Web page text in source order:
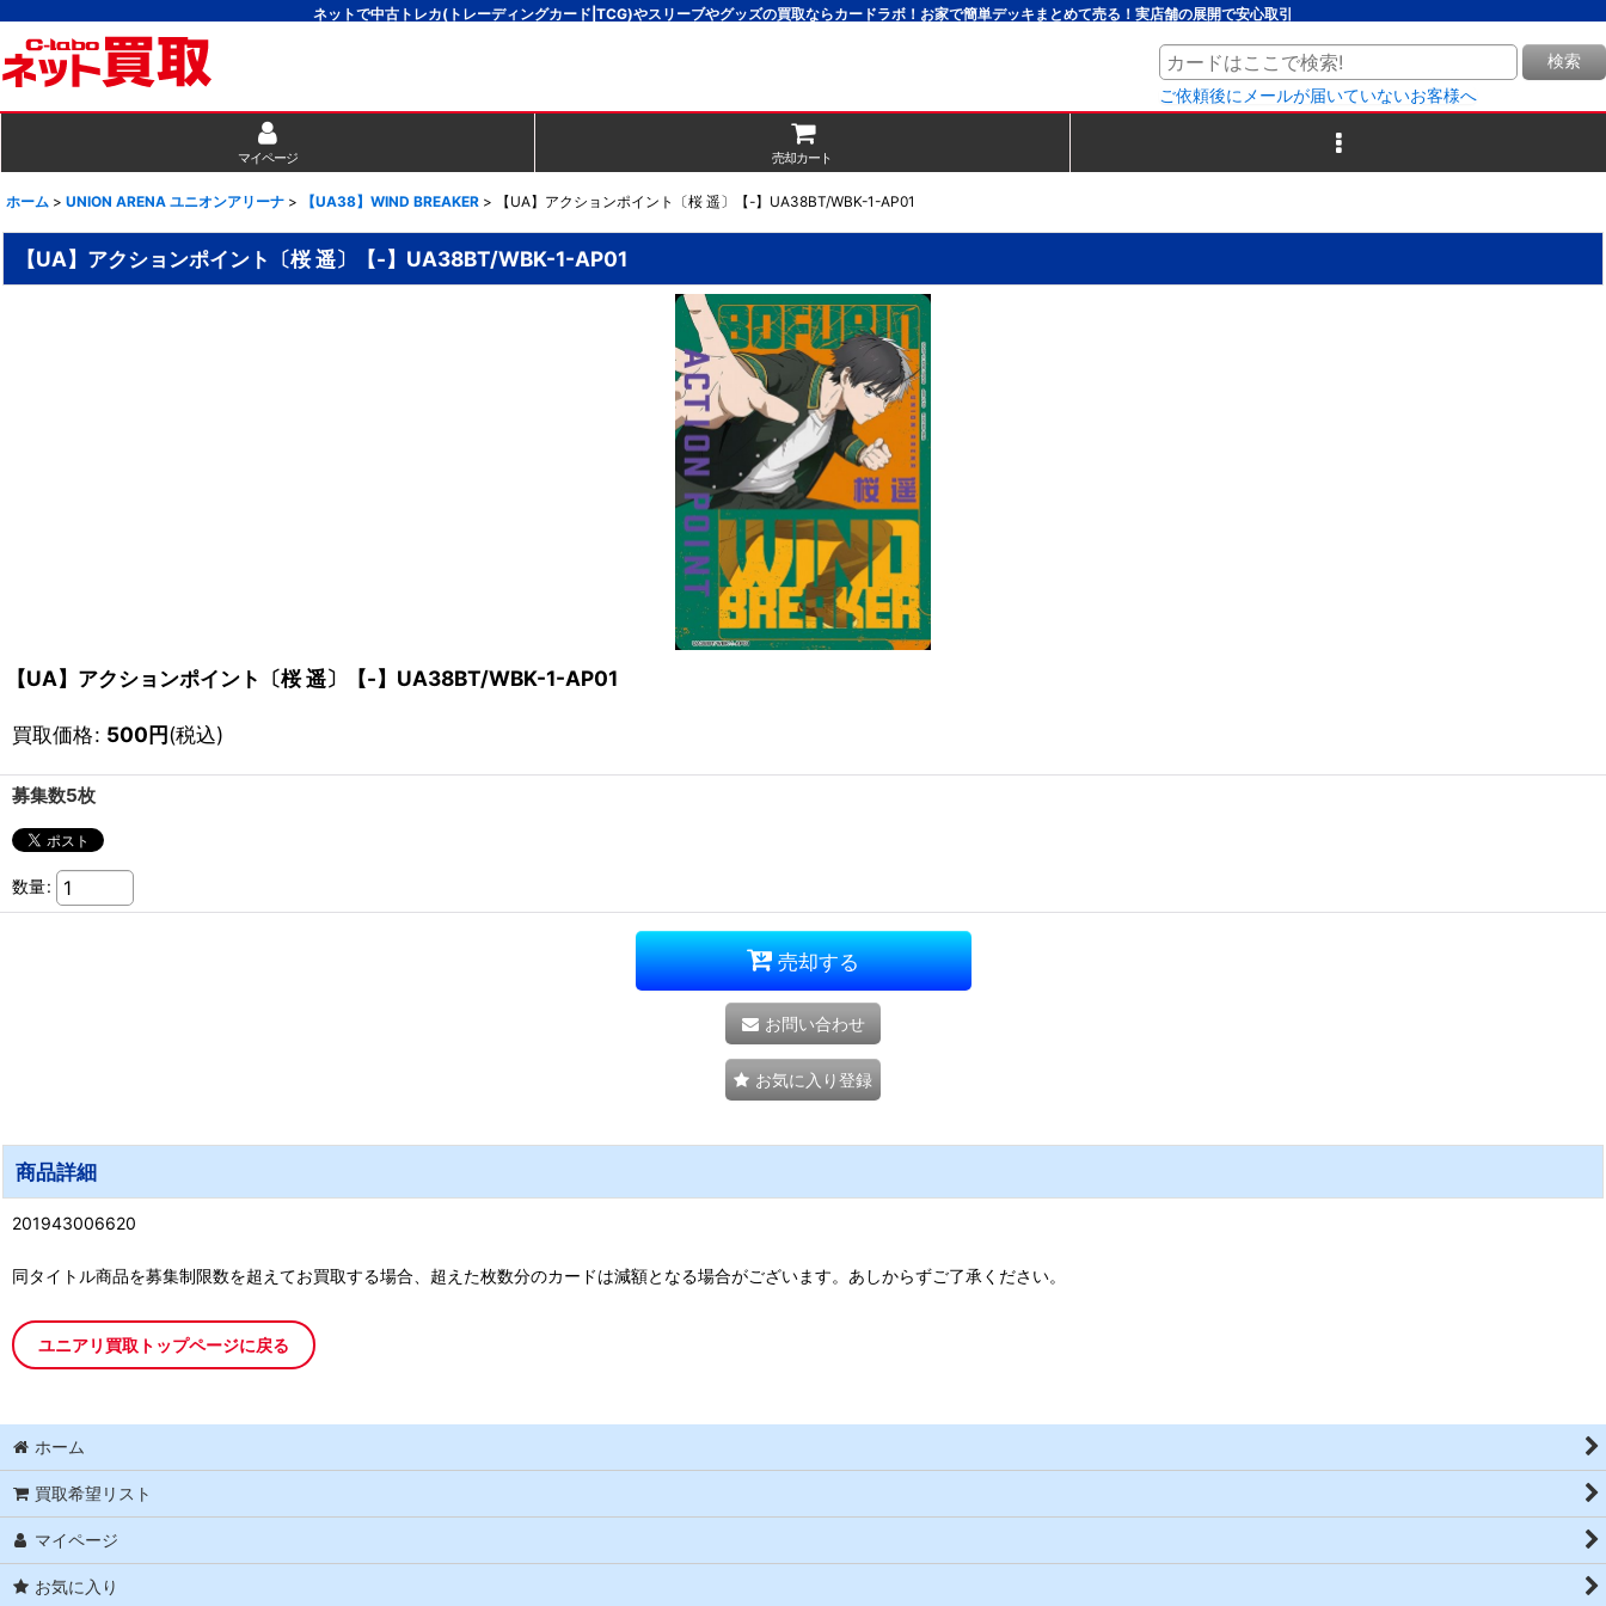
ネットで中古トレカ(トレーディングカード|TCG)やスリーブやグッズの買取ならカードラボ！お家で簡単デッキまとめて売る！実店舗の展開で安心取引
検索
ご依頼後にメールが届いていないお客様へ
マイページ 売却カート
ホーム > UNION ARENA ユニオンアリーナ > 【UA38】WIND BREAKER > 【UA】アクションポイント〔桜 遥〕【-】UA38BT/WBK-1-AP01
【UA】アクションポイント〔桜 遥〕【-】UA38BT/WBK-1-AP01
【UA】アクションポイント〔桜 遥〕【-】UA38BT/WBK-1-AP01
買取価格: 500円(税込)
募集数5枚
数量:
売却する
お問い合わせ
お気に入り登録
商品詳細
201943006620
同タイトル商品を募集制限数を超えてお買取する場合、超えた枚数分のカードは減額となる場合がございます。あしからずご了承ください。
ユニアリ買取トップページに戻る
ホーム
買取希望リスト
マイページ
お気に入り